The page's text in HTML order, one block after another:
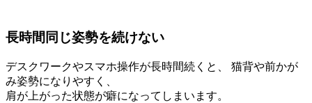
長時間同じ姿勢を続けない
デスクワークやスマホ操作が長時間続くと、 猫背や前かが
み姿勢になりやすく、
肩が上がった状態が癖になってしまいます。